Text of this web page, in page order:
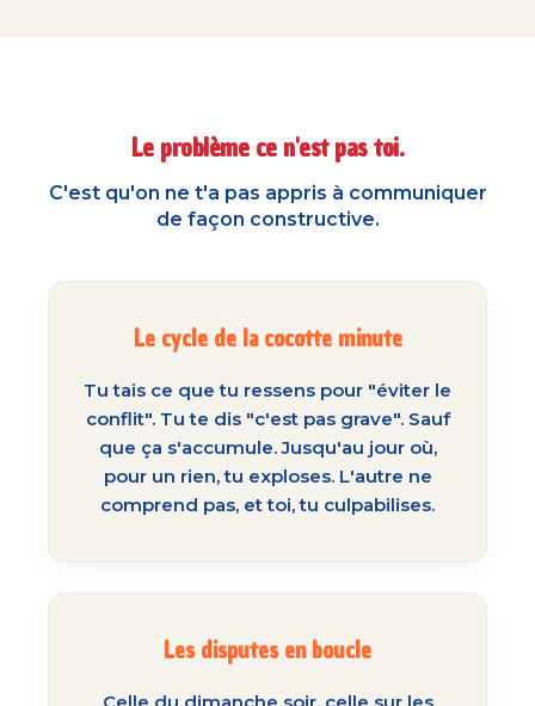
Le problème ce n'est pas toi.
C'est qu'on ne t'a pas appris à communiquer
de façon constructive.
Le cycle de la cocotte minute
Tu tais ce que tu ressens pour "éviter le
conflit". Tu te dis "c'est pas grave". Sauf
que ça s'accumule. Jusqu'au jour où,
pour un rien, tu exploses. L'autre ne
comprend pas, et toi, tu culpabilises.
Les disputes en boucle